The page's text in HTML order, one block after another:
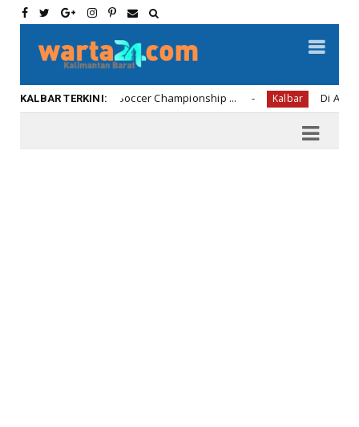
KALBAR TERKINI:
Soccer Championship ... Kalbar Di Amerika Anak Perwira